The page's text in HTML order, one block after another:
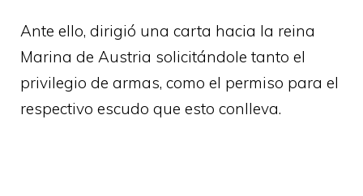
Ante ello, dirigió una carta hacia la reina
Marina de Austria solicitándole tanto el
privilegio de armas, como el permiso para el
respectivo escudo que esto conlleva.